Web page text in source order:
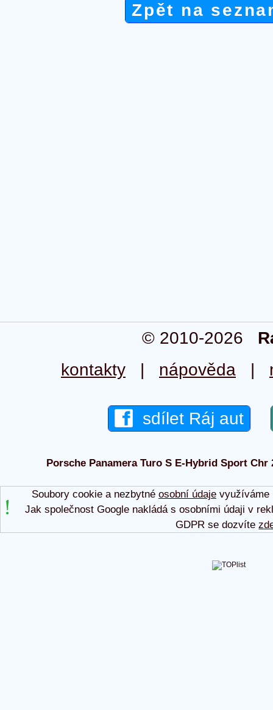
Zpět na
© 2010-2026
kontakty | nápověda |
sdílet Ráj aut
Porsche Panamera Turo S E-Hybrid Sport Chr
Soubory cookie a nezbytné osobní údajevyužíváme
Jak společnost Google nakládá s osobními údaji v
GDPR se dozvíte